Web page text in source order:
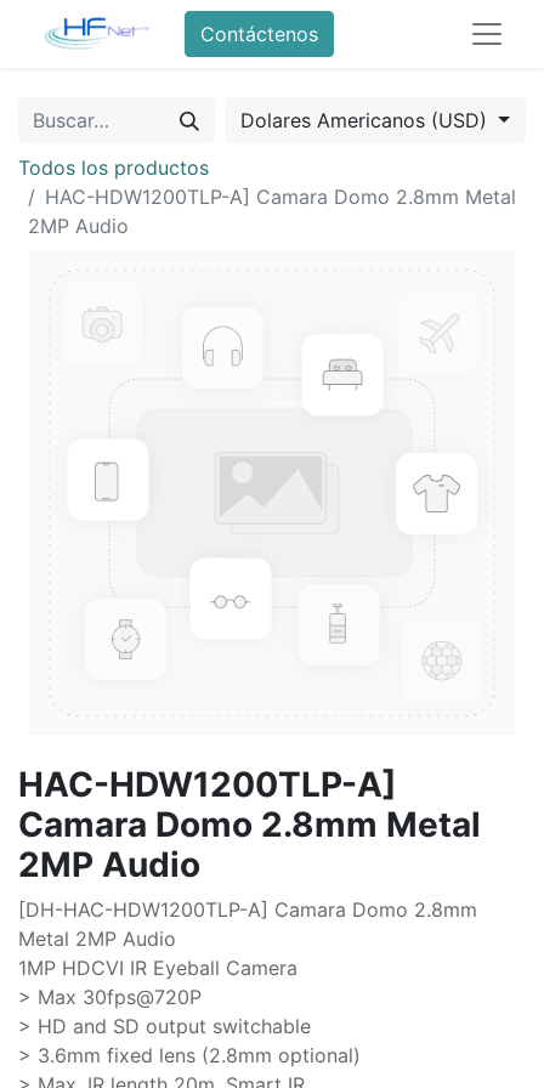
Contáctenos
Dolares Americanos (USD)
Todos los productos
HAC-HDW1200TLP-A] Camara Domo 2.8mm Metal
2MP Audio
HAC-HDW1200TLP-A]
Camara Domo 2.8mm Metal
2MP Audio
[DH-HAC-HDW1200TLP-A] Camara Domo 2.8mm
Metal 2MP Audio
1MP HDCVI IR Eyeball Camera
> Max 30fps@720P
> HD and SD output switchable
> 3.6mm fixed lens (2.8mm optional)